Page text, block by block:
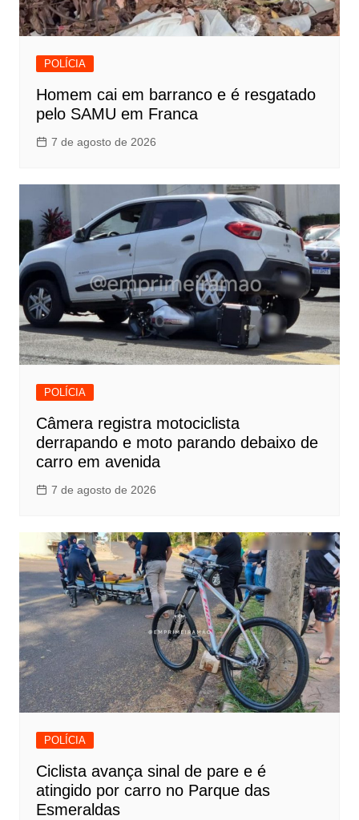
POLÍCIA
Homem cai em barranco e é resgatado
pelo SAMU em Franca
7 de agosto de 2026
POLÍCIA
Câmera registra motociclista
derrapando e moto parando debaixo de
carro em avenida
7 de agosto de 2026
POLÍCIA
Ciclista avança sinal de pare e é
atingido por carro no Parque das
Esmeraldas